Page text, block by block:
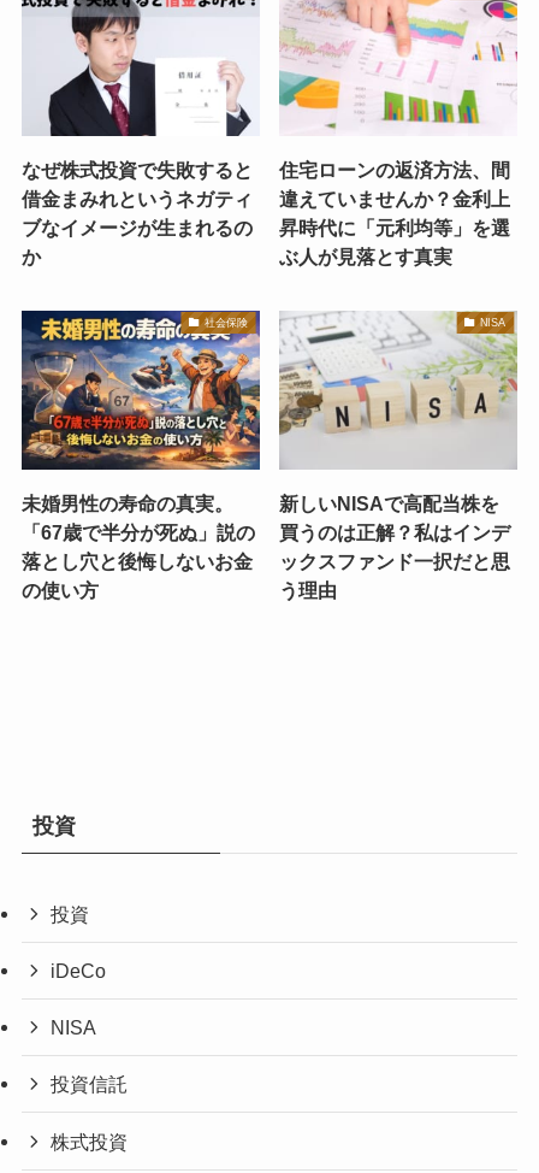
なぜ株式投資で失敗すると
借金まみれというネガティ
ブなイメージが生まれるの
か
住宅ローンの返済方法、間
違えていませんか？金利上
昇時代に「元利均等」を選
ぶ人が見落とす真実
社会保険
未婚男性の寿命の真実。
「67歳で半分が死ぬ」説の
落とし穴と後悔しないお金
の使い方
NISA
新しいNISAで高配当株を
買うのは正解？私はインデ
ックスファンド一択だと思
う理由
投資
投資
iDeCo
NISA
投資信託
株式投資